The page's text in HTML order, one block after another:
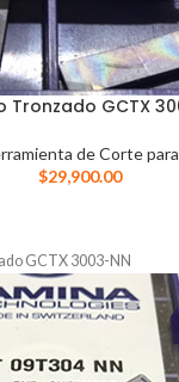
GCTX
de Corte
$29,900.00
GCTX 3003-NN